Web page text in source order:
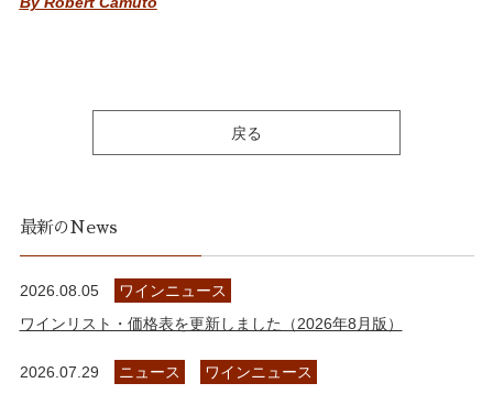
戻る
最新のNews
2026.08.05
ワインニュース
ワインリスト・価格表を更新しました（2026年8月版）
2026.07.29 ニュース
ワインニュース